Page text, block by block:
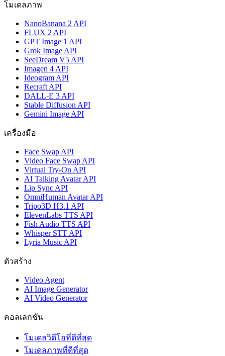
โมเดลภาพ
NanoBanana 2 API
FLUX 2 API
GPT Image 1 API
Grok Image API
SeeDream V5 API
Imagen 4 API
Ideogram API
Recraft API
DALL-E 3 API
Stable Diffusion API
Gemini Image API
เครื่องมือ
Face Swap API
Video Face Swap API
Virtual Try-On API
AI Talking Avatar API
Lip Sync API
OmniHuman Avatar API
Tripo3D H3.1 API
ElevenLabs TTS API
Fish Audio TTS API
Whisper STT API
Lyria Music API
ตัวสร้าง
Video Agent
AI Image Generator
AI Video Generator
คอลเลกชัน
โมเดลวิดีโอที่ดีที่สุด
โมเดลภาพที่ดีที่สุด